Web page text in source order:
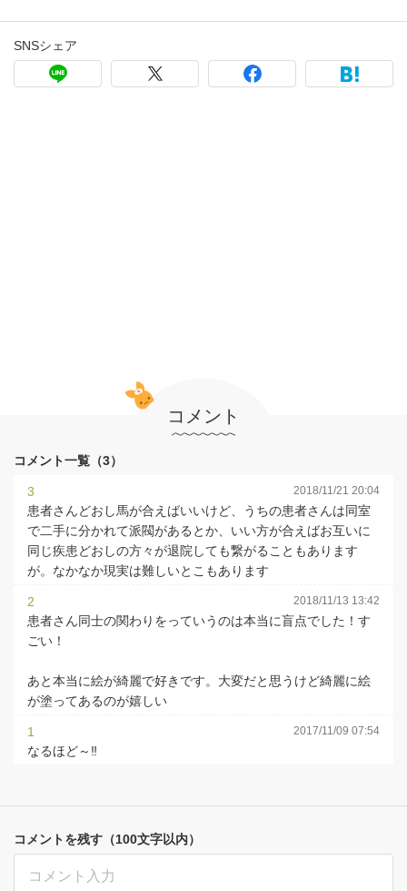
SNSシェア
コメント
コメント一覧（3）
3 2018/11/21 20:04
患者さんどおし馬が合えばいいけど、うちの患者さんは同室
で二手に分かれて派閥があるとか、いい方が合えばお互いに
同じ疾患どおしの方々が退院しても繋がることもあります
が。なかなか現実は難しいとこもあります
2 2018/11/13 13:42
患者さん同士の関わりをっていうのは本当に盲点でした！す
ごい！
あと本当に絵が綺麗で好きです。大変だと思うけど綺麗に絵
が塗ってあるのが嬉しい
1 2017/11/09 07:54
なるほど～‼
コメントを残す（100文字以内）